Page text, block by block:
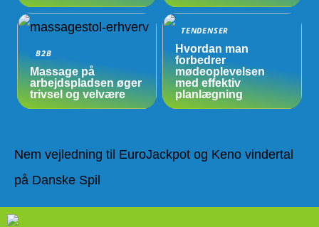
B2B
Massage på
arbejdspladsen øger
trivsel og velvære
TENDENSER
Hvordan man
forbedrer
mødeoplevelsen
med effektiv
planlægning
Nem vejledning til EuroJackpot og Keno vindertal
på Danske Spil